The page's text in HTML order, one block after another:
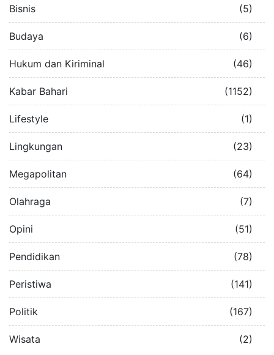
Bisnis (5)
Budaya (6)
Hukum dan Kiriminal (46)
Kabar Bahari (1152)
Lifestyle (1)
Lingkungan (23)
Megapolitan (64)
Olahraga (7)
Opini (51)
Pendidikan (78)
Peristiwa (141)
Politik (167)
Wisata (2)